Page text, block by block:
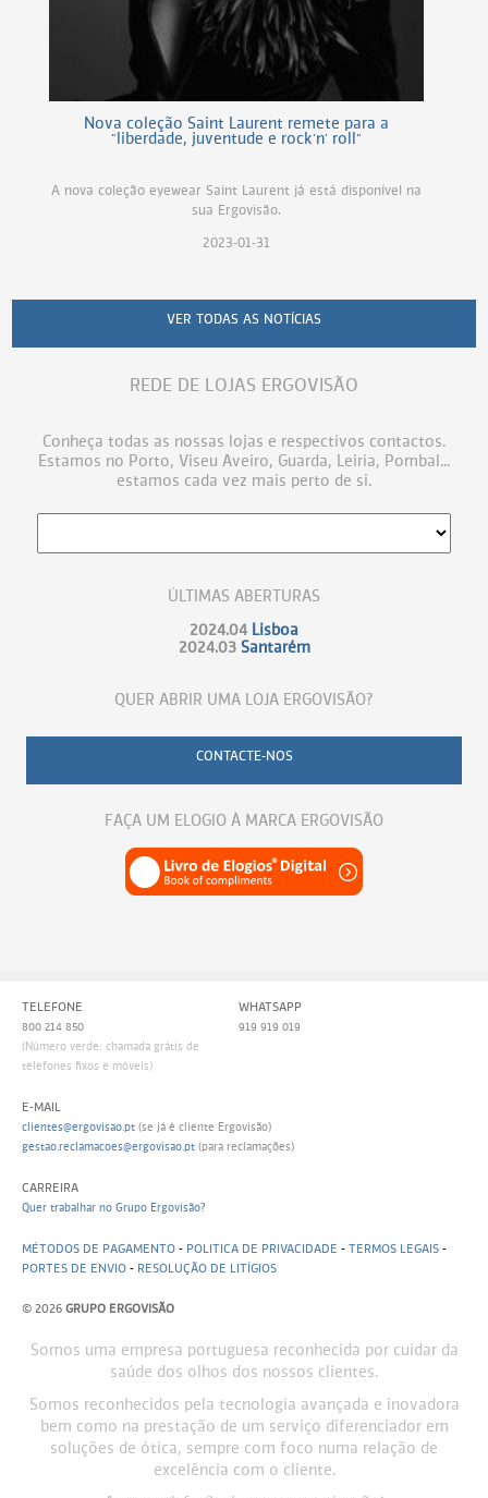
Nova coleção Saint Laurent remete para a
"liberdade, juventude e rock'n' roll"
A nova coleção eyewear Saint Laurent já está disponível na
sua Ergovisão.
2023-01-31
VER TODAS AS NOTÍCIAS
REDE DE LOJAS ERGOVISÃO
Conheça todas as nossas lojas e respectivos contactos.
Estamos no Porto, Viseu Aveiro, Guarda, Leiria, Pombal...
estamos cada vez mais perto de si.
ÚLTIMAS ABERTURAS
2024.04 Lisboa
2024.03 Santarém
QUER ABRIR UMA LOJA ERGOVISÃO?
CONTACTE-NOS
FAÇA UM ELOGIO À MARCA ERGOVISÃO
TELEFONE
800 214 850
(Número verde: chamada grátis de
telefones fixos e móveis)
WHATSAPP
919 919 019
E-MAIL
clientes@ergovisao.pt (se já é cliente Ergovisão)
gestao.reclamacoes@ergovisao.pt (para reclamações)
CARREIRA
Quer trabalhar no Grupo Ergovisão?
MÉTODOS DE PAGAMENTO - POLITICA DE PRIVACIDADE - TERMOS LEGAIS -
PORTES DE ENVIO - RESOLUÇÃO DE LITÍGIOS
© 2026 GRUPO ERGOVISÃO
Somos uma empresa portuguesa reconhecida por cuidar da
saúde dos olhos dos nossos clientes.
Somos reconhecidos pela tecnologia avançada e inovadora
bem como na prestação de um serviço diferenciador em
soluções de ótica, sempre com foco numa relação de
excelência com o cliente.